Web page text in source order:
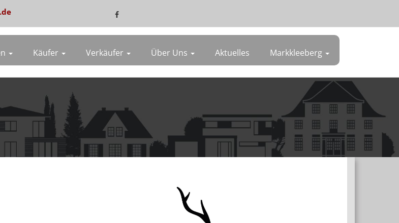
Käufer Verkäufer Über Uns Aktuelles Markkleeberg